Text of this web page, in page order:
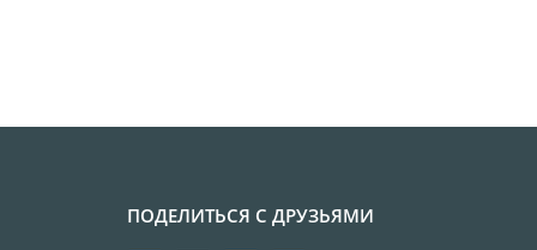
ПОДЕЛИТЬСЯ С ДРУЗЬЯМИ